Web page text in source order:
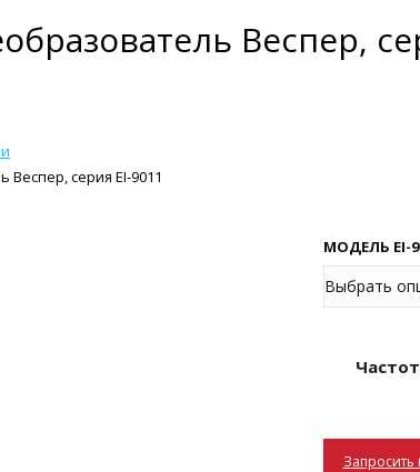
Веспер,
серия EI-9011
МОДЕЛЬ EI-
Запросить